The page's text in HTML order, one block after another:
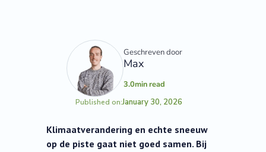
Geschreven door
Max
3.0min read
Published on:January 30, 2026
Klimaatverandering en echte sneeuw
op de piste gaat niet goed samen. Bij